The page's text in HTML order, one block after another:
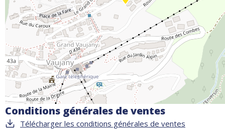
Conditions générales de ventes
Télécharger les conditions générales de ventes